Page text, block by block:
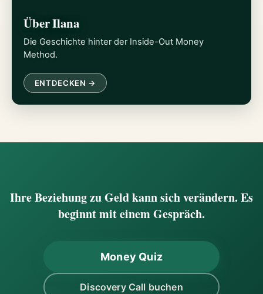
Über Ilana
Die Geschichte hinter der Inside-Out Money
Method.
ENTDECKEN →
Ihre Beziehung zu Geld kann sich verändern. Es
beginnt mit einem Gespräch.
Money Quiz
Discovery Call buchen